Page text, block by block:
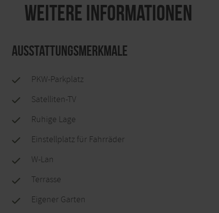
Weitere Informationen
Ausstattungsmerkmale
PKW-Parkplatz
Satelliten-TV
Ruhige Lage
Einstellplatz für Fahrräder
W-Lan
Terrasse
Eigener Garten